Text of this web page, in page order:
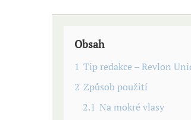
Obsah
1 Tip redakce – Revlon
2 Způsob použití
2.1 Na mokré vlasy